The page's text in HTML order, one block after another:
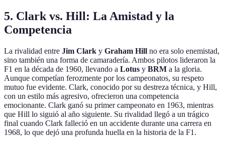
5. Clark vs. Hill: La Amistad y la
Competencia
La rivalidad entre Jim Clark y Graham Hill no era solo enemistad,
sino también una forma de camaradería. Ambos pilotos lideraron la
F1 en la década de 1960, llevando a Lotus y BRM a la gloria.
Aunque competían ferozmente por los campeonatos, su respeto
mutuo fue evidente. Clark, conocido por su destreza técnica, y Hill,
con un estilo más agresivo, ofrecieron una competencia
emocionante. Clark ganó su primer campeonato en 1963, mientras
que Hill lo siguió al año siguiente. Su rivalidad llegó a un trágico
final cuando Clark falleció en un accidente durante una carrera en
1968, lo que dejó una profunda huella en la historia de la F1.